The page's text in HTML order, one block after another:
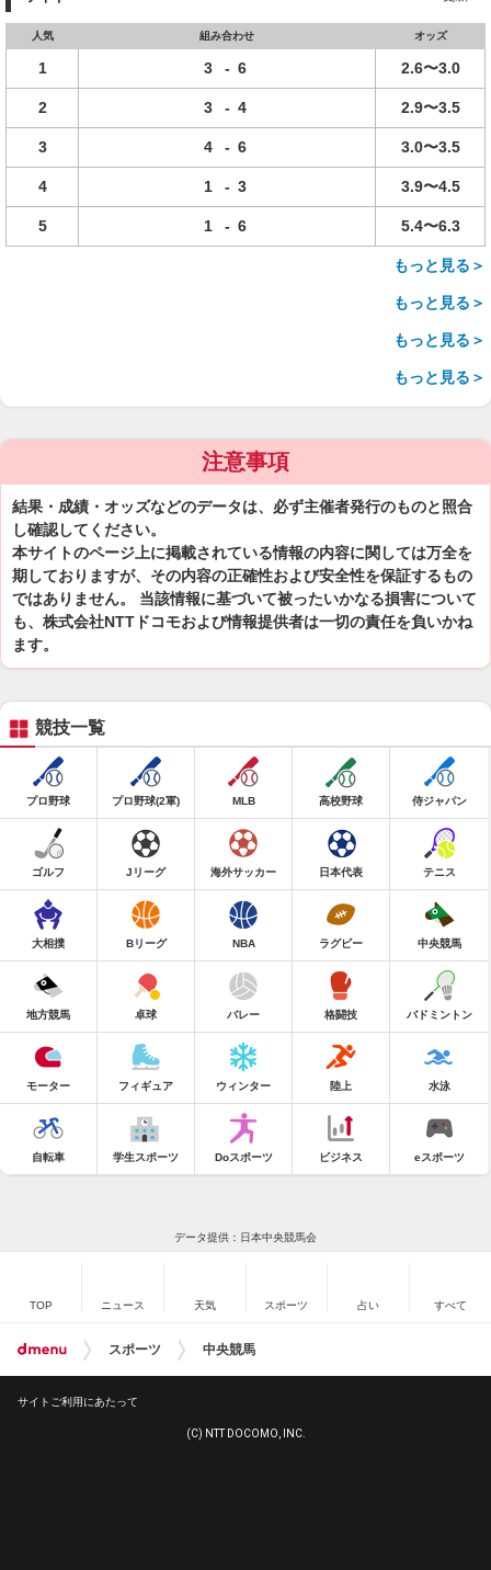
人気 組み合わせ オッズ
1 3 - 6 2.6〜3.0
2 3 - 4 2.9〜3.5
3 4 - 6 3.0〜3.5
4 1 - 3 3.9〜4.5
5 1 - 6 5.4〜6.3
もっと見る＞
もっと見る＞
もっと見る＞
もっと見る＞
注意事項
結果・成績・オッズなどのデータは、必ず主催者発行のものと照合
し確認してください。
本サイトのページ上に掲載されている情報の内容に関しては万全を
期しておりますが、その内容の正確性および安全性を保証するもの
ではありません。 当該情報に基づいて被ったいかなる損害について
も、株式会社NTTドコモおよび情報提供者は一切の責任を負いかね
ます。
競技一覧
プロ野球 プロ野球(2軍) MLB 高校野球 侍ジャパン
ゴルフ Jリーグ 海外サッカー 日本代表 テニス
大相撲 Bリーグ NBA ラグビー 中央競馬
地方競馬 卓球 バレー 格闘技 バドミントン
モーター フィギュア ウィンター 陸上 水泳
自転車 学生スポーツ Doスポーツ ビジネス eスポーツ
データ提供：日本中央競馬会
TOP ニュース 天気 スポーツ 占い すべて
スポーツ 中央競馬
サイトご利用にあたって
(C) NTT DOCOMO, INC.